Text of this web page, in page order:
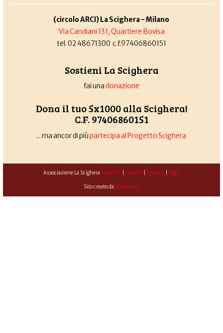
(circolo ARCI) La Scighera - Milano
Via Candiani 131, Quartiere Bovisa
tel. 02 48671300 c.f.97406860151
Sostieni La Scighera
fai unadonazione
Dona il tuo 5x1000 alla Scighera!
C.F. 97406860151
... ma ancor di piùpartecipa al Progetto Scighera
Associazione La Scighera copyleft| cookies| privacy| login
Sito creato da Alekos.net